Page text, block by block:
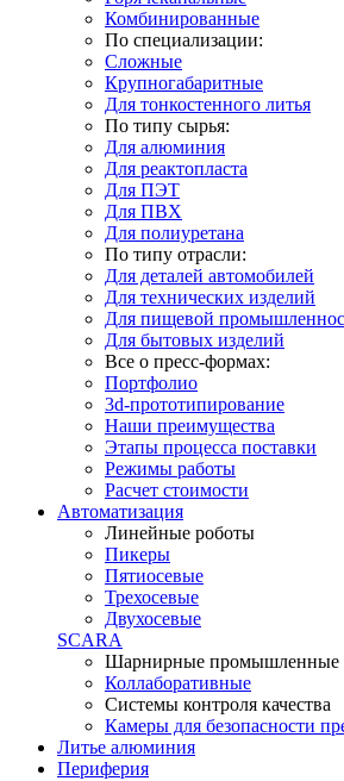
Комбинированные
По специализации:
Сложные
Крупногабаритные
Для тонкостенного литья
По типу сырья:
Для алюминия
Для реактопласта
Для ПЭТ
Для ПВХ
Для полиуретана
По типу отрасли:
Для деталей автомобилей
Для технических изделий
Для пищевой
Для бытовых изделий
Все о пресс-формах:
Портфолио
3d-прототипирование
Наши преимущества
Этапы процесса поставки
Режимы работы
Расчет стоимости
Автоматизация
Линейные роботы
Пикеры
Пятиосевые
Трехосевые
Двухосевые
SCARA
Шарнирные промышленные
Коллаборативные
Системы контроля качества
Камеры для безопасности
Литье алюминия
Периферия